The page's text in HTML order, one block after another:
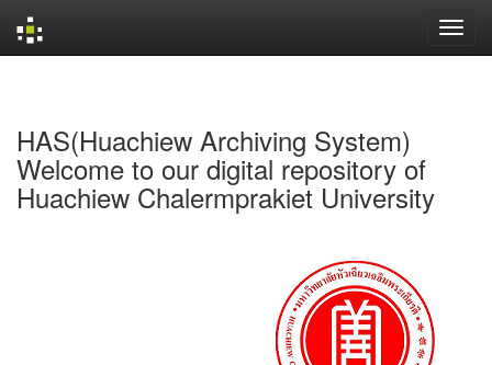
HAS(Huachiew Archiving System)
Welcome to our digital repository of
Huachiew Chalermprakiet University